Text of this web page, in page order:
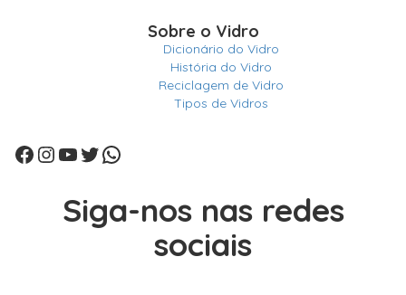
Sobre o Vidro
Dicionário do Vidro
História do Vidro
Reciclagem de Vidro
Tipos de Vidros
Facebook
Instagram
Youtube
Twitter
WhatsApp
Siga-nos nas redes
sociais